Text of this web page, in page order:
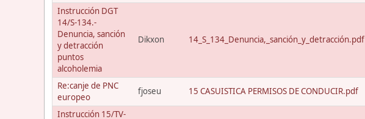
Instrucción DGT
14/S-134.-
Denuncia, sanción
y detracción
puntos
alcoholemia
Dikxon 14_S_134_Denuncia,_sanción_y_detracción.pdf
Re:canje de PNC
europeo
fjoseu 15 CASUISTICA PERMISOS DE CONDUCIR.pdf
Instrucción 15/TV-